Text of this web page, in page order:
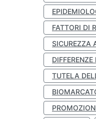
FATTORI DI
SICUREZZA
DIFFERENZE
TUTELA